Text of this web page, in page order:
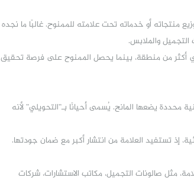
منتجاته أو خدماته تحت علامته للممنوح. غالبًا ما نجده
والملابس.
في أكثر من منطقة، بينما يحصل الممنوح على فرصة تحقيق
يضعها المانح. يُسمى أحيانًا بـ”التحويلي” لأنه
إذ تستفيد العلامة من انتشار أكبر مع ضمان جودتها.
مثل صالونات التجميل، مكاتب الاستشارات، شركات